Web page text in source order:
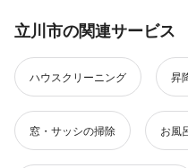
立川市の関連サービス
ハウスクリーニング 昇
窓・サッシの掃除 お風